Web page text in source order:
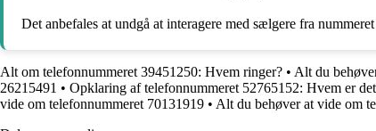
Det anbefales at undgå at interagere med sælgere fra
Alt om telefonnummeret 39451250: Hvem ringer? • Alt du
26215491 • Opklaring af telefonnummeret 52765152: Hvem er
vide om telefonnummeret 70131919 • Alt du behøver at vide om